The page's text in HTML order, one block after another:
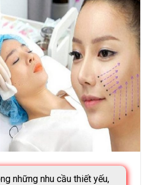
những nhu cầu thiết yếu,